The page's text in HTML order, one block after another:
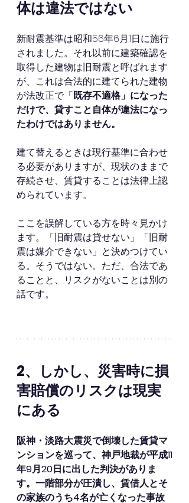
体は違法ではない
新耐震基準は昭和56年6月1日に施行
されました。それ以前に建築確認を
取得した建物は旧耐震と呼ばれます
が、これは合法的に建てられた建物
が法改正で「既存不適格」になった
だけで、貸すこと自体が違法になっ
たわけではありません。
建て替えるときは現行基準に合わせ
る必要がありますが、現状のままで
存続させ、賃貸することは法律上認
められています。
ここを誤解している方を時々見かけ
ます。「旧耐震は貸せない」「旧耐
震は媒介できない」と決めつけてい
る。そうではない。ただ、合法であ
ることと、リスクがないことは別の
話です。
2、しかし、災害時に損
害賠償のリスクは現実
にある
阪神・淡路大震災で倒壊した賃貸マ
ンションを巡って、神戸地裁が平成11
年9月20日に出した判決がありま
す。一階部分が圧潰し、賃借人とそ
の家族のうち4名が亡くなった事故